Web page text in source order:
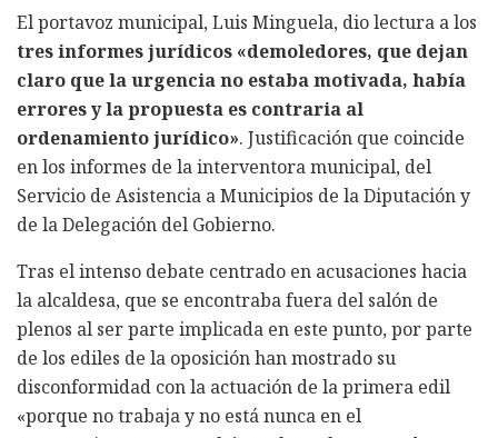
El portavoz municipal, Luis Minguela, dio lectura a los
tres informes jurídicos «demoledores, que dejan
claro que la urgencia no estaba motivada, había
errores y la propuesta es contraria al
ordenamiento jurídico». Justificación que coincide
en los informes de la interventora municipal, del
Servicio de Asistencia a Municipios de la Diputación y
de la Delegación del Gobierno.
Tras el intenso debate centrado en acusaciones hacia
la alcaldesa, que se encontraba fuera del salón de
plenos al ser parte implicada en este punto, por parte
de los ediles de la oposición han mostrado su
disconformidad con la actuación de la primera edil
«porque no trabaja y no está nunca en el